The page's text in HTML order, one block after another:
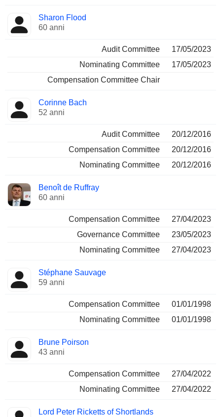
Sharon Flood
60 anni
Audit Committee
17/05/2023
Nominating Committee
17/05/2023
Compensation Committee Chair
Corinne Bach
52 anni
Audit Committee
20/12/2016
Compensation Committee
20/12/2016
Nominating Committee
20/12/2016
Benoît de Ruffray
60 anni
Compensation Committee
27/04/2023
Governance Committee
23/05/2023
Nominating Committee
27/04/2023
Stéphane Sauvage
59 anni
Compensation Committee
01/01/1998
Nominating Committee
01/01/1998
Brune Poirson
43 anni
Compensation Committee
27/04/2022
Nominating Committee
27/04/2022
Lord Peter Ricketts of Shortlands